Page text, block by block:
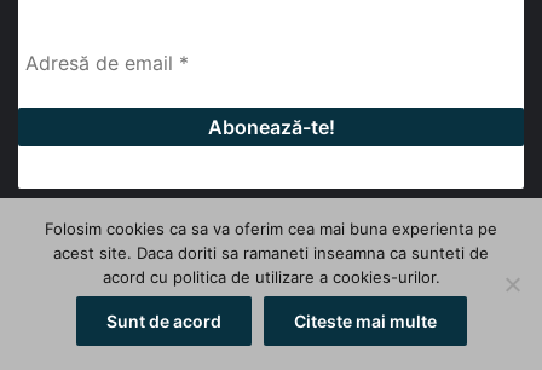
© Copyright 2026, All Rights Reserved | InfoHale
FacebookLinkedInYouTube
Folosim cookies ca sa va oferim cea mai buna experienta pe
acest site. Daca doriti sa ramaneti inseamna ca sunteti de
acord cu politica de utilizare a cookies-urilor.
Sunt de acord Citeste mai multe